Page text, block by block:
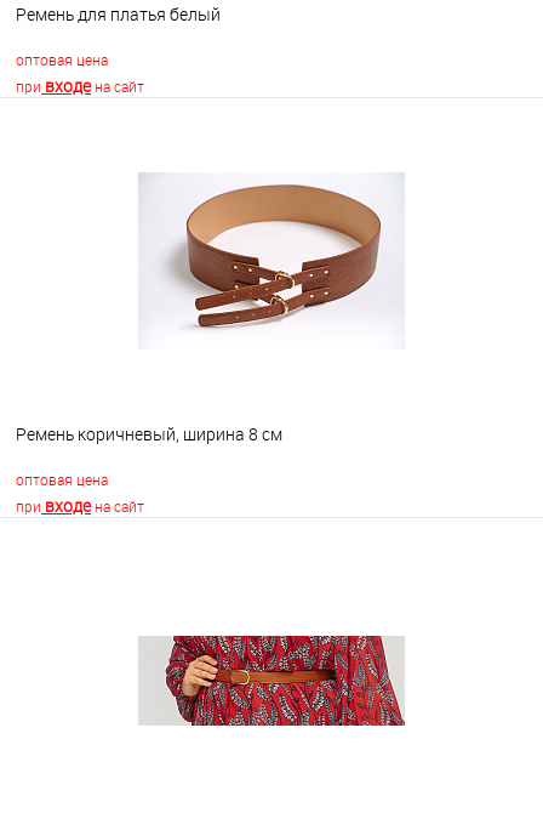
Ремень для платья белый
оптовая цена
при входена сайт
В наличии
Ремень коричневый, ширина 8 см
оптовая цена
при входена сайт
В наличии